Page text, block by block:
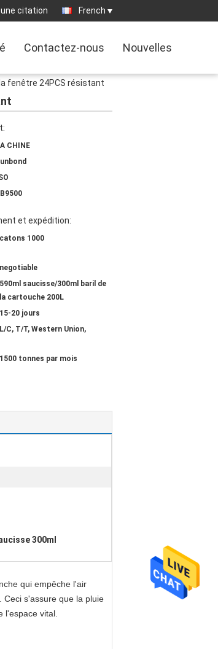
citation French
Contactez-nous Nouvelles
fenêtre 24PCS résistant
CHINE
et expédition:
catons 1000
negotiable
590ml saucisse/300ml baril de
la cartouche 200L
15-20 jours
L/C, T/T, Western Union,
1500 tonnes par mois
300ml
qui empêche l'air
s'assure que la pluie
l'espace vital.